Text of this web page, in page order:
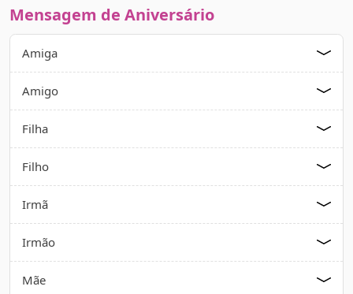
Mensagem de Aniversário
Amiga
Amigo
Filha
Filho
Irmã
Irmão
Mãe